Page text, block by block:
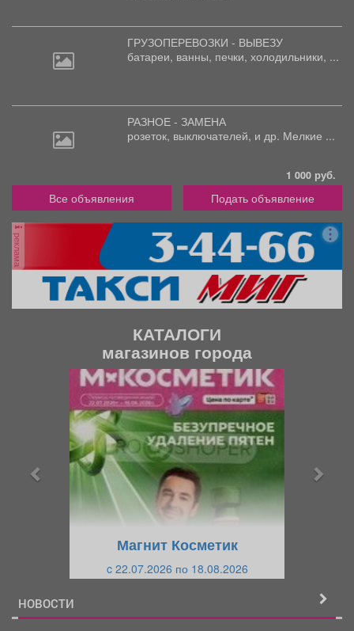
ГРУЗОПЕРЕВОЗКИ - ВЫВЕЗУ
батареи, ванны, печки, холодильники, ...
РАЗНОЕ - ЗАМЕНА
розеток, выключателей, и др. Мелкие ...
1 000 руб.
Все объявления Подать объявление
реклама
КАТАЛОГИ
магазинов города
Магнит Косметик
c 22.07.2026 по 18.08.2026
НОВОСТИ